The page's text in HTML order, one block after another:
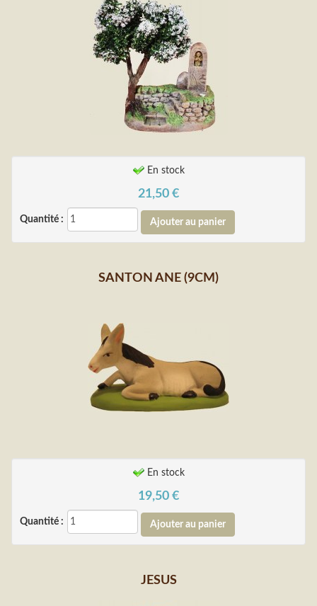
En stock
21,50 €
Quantité :
SANTON ANE (9CM)
En stock
19,50 €
Quantité :
JESUS